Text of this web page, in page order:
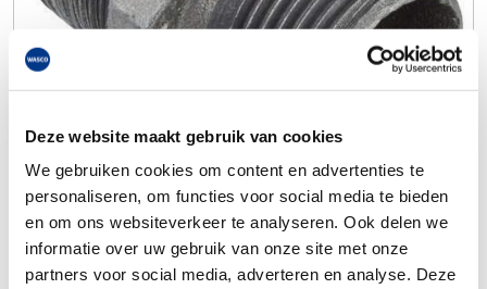
Deze website maakt gebruik van cookies
We gebruiken cookies om content en advertenties te
personaliseren, om functies voor social media te bieden
en om ons websiteverkeer te analyseren. Ook delen we
informatie over uw gebruik van onze site met onze
partners voor social media, adverteren en analyse. Deze